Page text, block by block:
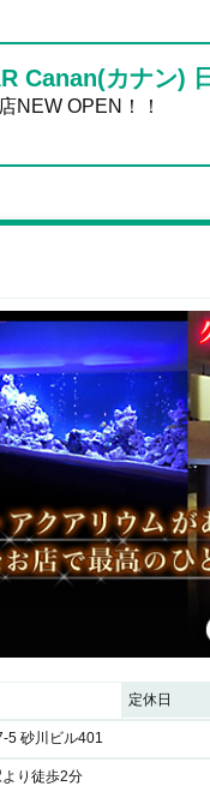
Canan(カナン)
NEW OPEN！！
定休日
5 砂川ビル401
り徒歩2分